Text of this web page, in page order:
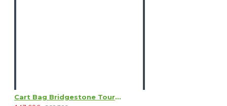
Cart Bag Bridgestone TourB Light